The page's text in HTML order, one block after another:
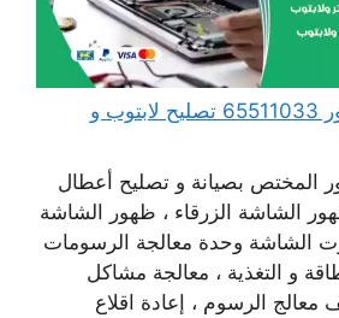
مهندس كمبيوتر الزور 65511033 تصليح لابتوب و
المختص بصيانة و تصليح أعطال
الشاشة الزرقاء ، ظهور الشاشة
الشاشة وحدة معالجة الرسومات
و التغذية ، معالجة مشاكل
معالج الرسوم ، إعادة اقلاع